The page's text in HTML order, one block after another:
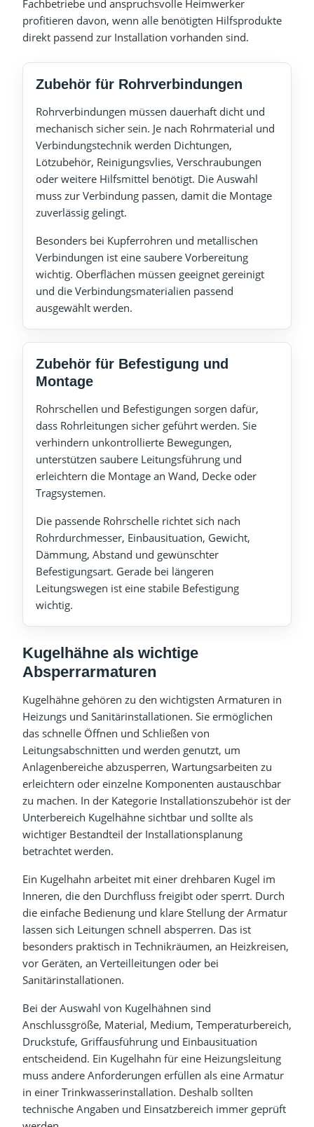
Fachbetriebe und anspruchsvolle Heimwerker
profitieren davon, wenn alle benötigten Hilfsprodukte
direkt passend zur Installation vorhanden sind.
Zubehör für Rohrverbindungen
Rohrverbindungen müssen dauerhaft dicht und
mechanisch sicher sein. Je nach Rohrmaterial und
Verbindungstechnik werden Dichtungen,
Lötzubehör, Reinigungsvlies, Verschraubungen
oder weitere Hilfsmittel benötigt. Die Auswahl
muss zur Verbindung passen, damit die Montage
zuverlässig gelingt.
Besonders bei Kupferrohren und metallischen
Verbindungen ist eine saubere Vorbereitung
wichtig. Oberflächen müssen geeignet gereinigt
und die Verbindungsmaterialien passend
ausgewählt werden.
Zubehör für Befestigung und
Montage
Rohrschellen und Befestigungen sorgen dafür,
dass Rohrleitungen sicher geführt werden. Sie
verhindern unkontrollierte Bewegungen,
unterstützen saubere Leitungsführung und
erleichtern die Montage an Wand, Decke oder
Tragsystemen.
Die passende Rohrschelle richtet sich nach
Rohrdurchmesser, Einbausituation, Gewicht,
Dämmung, Abstand und gewünschter
Befestigungsart. Gerade bei längeren
Leitungswegen ist eine stabile Befestigung
wichtig.
Kugelhähne als wichtige
Absperrarmaturen
Kugelhähne gehören zu den wichtigsten Armaturen in
Heizungs und Sanitärinstallationen. Sie ermöglichen
das schnelle Öffnen und Schließen von
Leitungsabschnitten und werden genutzt, um
Anlagenbereiche abzusperren, Wartungsarbeiten zu
erleichtern oder einzelne Komponenten austauschbar
zu machen. In der Kategorie Installationszubehör ist der
Unterbereich Kugelhähne sichtbar und sollte als
wichtiger Bestandteil der Installationsplanung
betrachtet werden.
Ein Kugelhahn arbeitet mit einer drehbaren Kugel im
Inneren, die den Durchfluss freigibt oder sperrt. Durch
die einfache Bedienung und klare Stellung der Armatur
lassen sich Leitungen schnell absperren. Das ist
besonders praktisch in Technikräumen, an Heizkreisen,
vor Geräten, an Verteilleitungen oder bei
Sanitärinstallationen.
Bei der Auswahl von Kugelhähnen sind
Anschlussgröße, Material, Medium, Temperaturbereich,
Druckstufe, Griffausführung und Einbausituation
entscheidend. Ein Kugelhahn für eine Heizungsleitung
muss andere Anforderungen erfüllen als eine Armatur
in einer Trinkwasserinstallation. Deshalb sollten
technische Angaben und Einsatzbereich immer geprüft